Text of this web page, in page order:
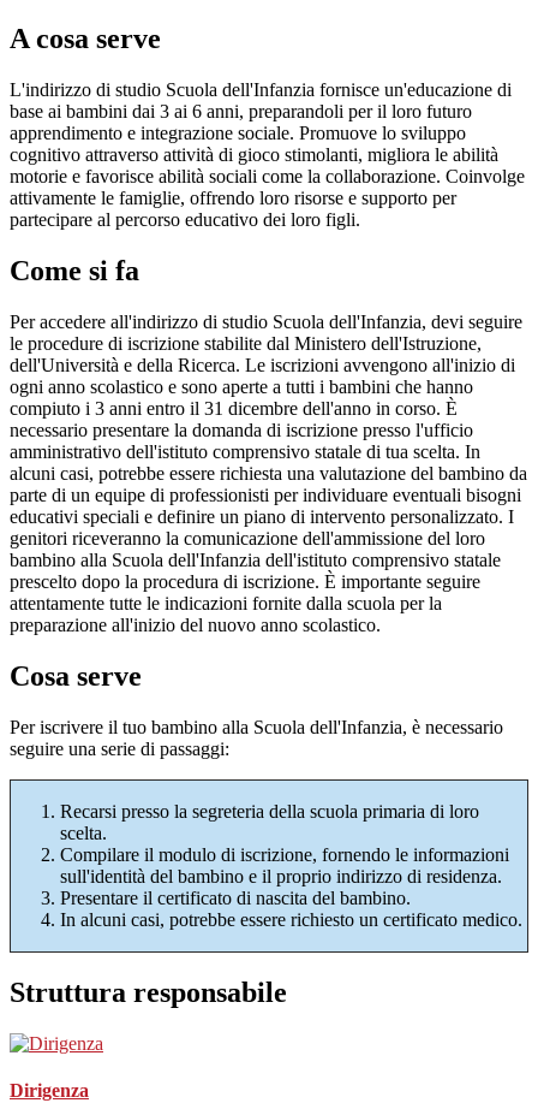
A cosa serve
L'indirizzo di studio Scuola dell'Infanzia fornisce un'educazione di
base ai bambini dai 3 ai 6 anni, preparandoli per il loro futuro
apprendimento e integrazione sociale. Promuove lo sviluppo
cognitivo attraverso attività di gioco stimolanti, migliora le abilità
motorie e favorisce abilità sociali come la collaborazione. Coinvolge
attivamente le famiglie, offrendo loro risorse e supporto per
partecipare al percorso educativo dei loro figli.
Come si fa
Per accedere all'indirizzo di studio Scuola dell'Infanzia, devi seguire
le procedure di iscrizione stabilite dal Ministero dell'Istruzione,
dell'Università e della Ricerca. Le iscrizioni avvengono all'inizio di
ogni anno scolastico e sono aperte a tutti i bambini che hanno
compiuto i 3 anni entro il 31 dicembre dell'anno in corso. È
necessario presentare la domanda di iscrizione presso l'ufficio
amministrativo dell'istituto comprensivo statale di tua scelta. In
alcuni casi, potrebbe essere richiesta una valutazione del bambino da
parte di un equipe di professionisti per individuare eventuali bisogni
educativi speciali e definire un piano di intervento personalizzato. I
genitori riceveranno la comunicazione dell'ammissione del loro
bambino alla Scuola dell'Infanzia dell'istituto comprensivo statale
prescelto dopo la procedura di iscrizione. È importante seguire
attentamente tutte le indicazioni fornite dalla scuola per la
preparazione all'inizio del nuovo anno scolastico.
Cosa serve
Per iscrivere il tuo bambino alla Scuola dell'Infanzia, è necessario
seguire una serie di passaggi:
Recarsi presso la segreteria della scuola primaria di loro
scelta.
Compilare il modulo di iscrizione, fornendo le informazioni
sull'identità del bambino e il proprio indirizzo di residenza.
Presentare il certificato di nascita del bambino.
In alcuni casi, potrebbe essere richiesto un certificato medico.
Struttura responsabile
Dirigenza